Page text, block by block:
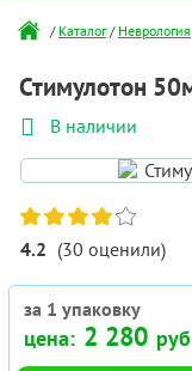
/ Каталог / Неврология
Стимулотон
В наличии
4.2 (30 оценили)
за 1 упаковку
цена: 2 280 руб